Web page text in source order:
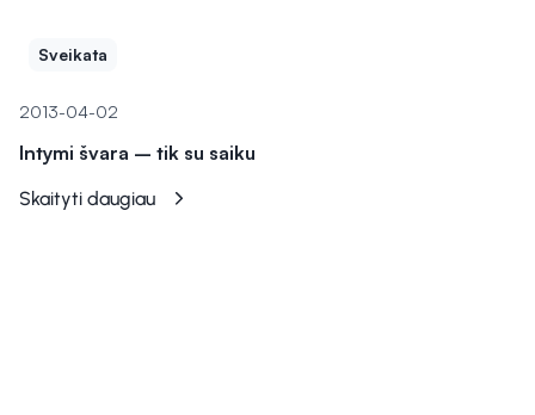
Sveikata
2013-04-02
Intymi švara – tik su saiku
Skaityti daugiau